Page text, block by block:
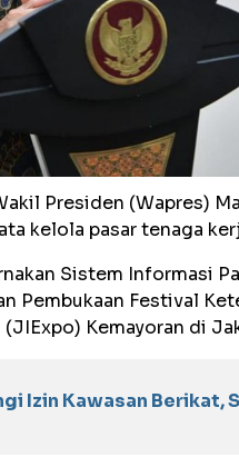
Presiden (Wapres)
kelola pasar tenaga
Sistem Informasi
Pembukaan Festival
Kemayoran di
Izin Kawasan Berikat,